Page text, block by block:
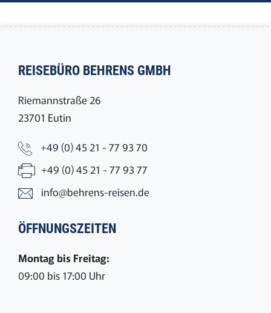
REISEBÜRO BEHRENS GMBH
Riemannstraße 26
23701 Eutin
+49 (0) 45 21 - 77 93 70
+49 (0) 45 21 - 77 93 77
info@behrens-reisen.de
ÖFFNUNGSZEITEN
Montag bis Freitag:
09:00 bis 17:00 Uhr